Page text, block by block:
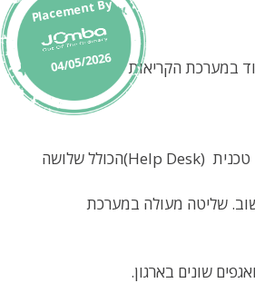
Placement By
04/05/2026
במערכת הקריאות של הבנק.
ניסיון של שנתיים ומעלה בניהול מוקד שירות לקוחות או מוקד תמיכה טכנית (Help Desk)הכולל שלושה
שליטה מעולה במערכת
שונים בארגון.